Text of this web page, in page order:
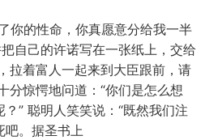
你的性命，你真愿意分给我一半
自己的许诺写在一张纸上，交给
拉着富人一起来到大臣跟前，请
分惊愕地问道：“你们是怎么想
” 聪明人笑笑说：“既然我们注
吧。据圣书上